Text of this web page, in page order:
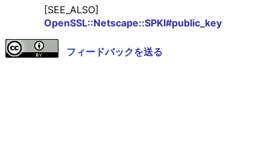
[SEE_ALSO]
OpenSSL::Netscape::SPKI#public_key
フィードバックを送る